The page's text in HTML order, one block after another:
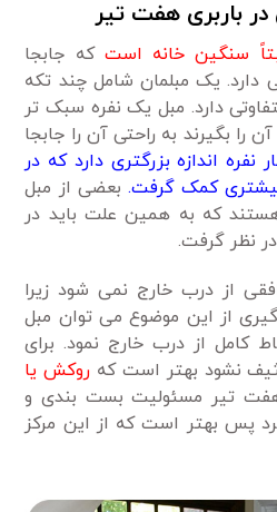
باربری هفت تیر
سنگین خانه است که جابجا
دارد. یک مبلمان شامل چند تکه
دارد. مبل یک نفره سبک تر
را بگیرند به راحتی آن را جابجا
نفره اندازه بزرگتری دارد که در
بیشتری کمک گرفت. بعضی از مبل
که به همین علت باید در
نظر گرفت.
از درب خارج نمی شود زیرا
از این موضوع می توان مبل
کامل از درب خارج نمود. برای
نشود بهتر است که روکش یا
هفت تیر مسئولیت بست بندی و
پس بهتر است که از این مرکز